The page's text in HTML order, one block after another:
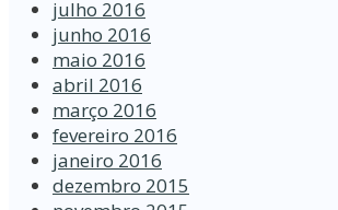
julho 2016
junho 2016
maio 2016
abril 2016
março 2016
fevereiro 2016
janeiro 2016
dezembro 2015